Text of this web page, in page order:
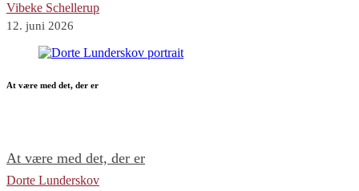
Vibeke Schellerup
12. juni 2026
At være med det, der er
At være med det, der er
Dorte Lunderskov